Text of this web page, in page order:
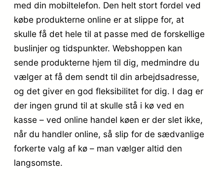
med din mobiltelefon. Den helt stort fordel ved
købe produkterne online er at slippe for, at
skulle få det hele til at passe med de forskellige
buslinjer og tidspunkter. Webshoppen kan
sende produkterne hjem til dig, medmindre du
vælger at få dem sendt til din arbejdsadresse,
og det giver en god fleksibilitet for dig. I dag er
der ingen grund til at skulle stå i kø ved en
kasse – ved online handel køen er der slet ikke,
når du handler online, så slip for de sædvanlige
forkerte valg af kø – man vælger altid den
langsomste.